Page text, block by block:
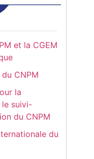
et la CGEM
CNPM
la
le suivi-
du CNPM
du